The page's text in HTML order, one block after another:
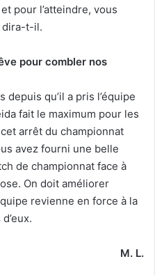
pour l’atteindre, vous
dira-t-il.
pour combler nos
qu’il a pris l’équipe
fait le maximum pour les
arrêt du championnat
avez fourni une belle
de championnat face à
On doit améliorer
revienne en force à la
M. L.